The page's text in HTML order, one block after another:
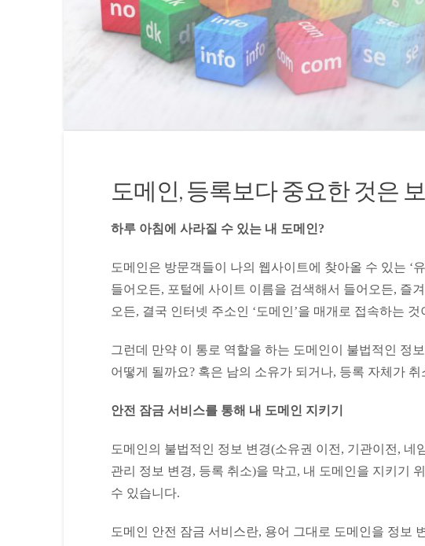
도메인, 등록보다 중요한 것은
하루 아침에 사라질 수 있는 내 도메인?
도메인은 방문객들이 나의 웹사이트에 찾아올 수 있는 ‘
들어오든, 포털에 사이트 이름을 검색해서 들어오든, 즐
오든, 결국 인터넷 주소인 ‘도메인’을 매개로 접속하는
그런데 만약 이 통로 역할을 하는 도메인이 불법적인 정
어떻게 될까요? 혹은 남의 소유가 되거나, 등록 자체가
안전 잠금 서비스를 통해 내 도메인 지키기
도메인의 불법적인 정보 변경(소유권 이전, 기관이전, 네
관리 정보 변경, 등록 취소)을 막고, 내 도메인을 지키기
수 있습니다.
도메인 안전 잠금 서비스란, 용어 그대로 도메인을 정보